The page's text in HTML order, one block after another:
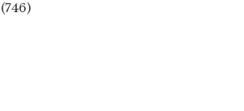
(746)